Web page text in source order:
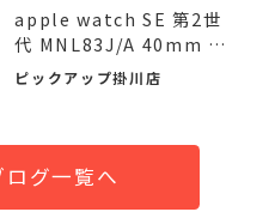
apple watch SE 第2世
代 MNL83J/A 40mm GP
Sモデル ...
ピックアップ掛川店
グ一覧へ